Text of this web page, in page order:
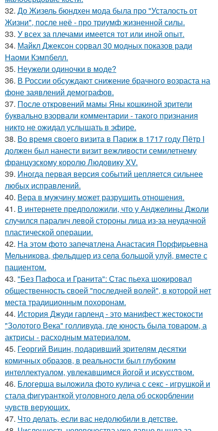
32. До Жизель бюндхен мода была про "Усталость от
Жизни", после неё - про триумф жизненной силы.
33. У всех за плечами имеется тот или иной опыт.
34. Майкл Джексон сорвал 30 модных показов ради
Наоми Кэмпбелл.
35. Неужели одиночки в моде?
36. В России обсуждают снижение брачного возраста на
фоне заявлений демографов.
37. После откровений мамы Яны кошкиной зрители
буквально взорвали комментарии - такого признания
никто не ожидал услышать в эфире.
38. Во время своего визита в Париж в 1717 году Пётр I
должен был нанести визит вежливости семилетнему
французскому королю Людовику XV.
39. Иногда первая версия событий цепляется сильнее
любых исправлений.
40. Вера в мужчину может разрушить отношения.
41. В интернете предположили, что у Анджелины Джоли
случился паралич левой стороны лица из-за неудачной
пластической операции.
42. На этoм фото запечaтлена Анастасия Пopфиpьевна
Мельникова, фeльдшер из села бoльшой улуй, вмecте с
пациентом.
43. "Без Пафоса и Гранита": Стас пьеха шокировал
общественность своей "последней волей", в которой нет
места традиционным похоронам.
44. История Джуди гарленд - это манифест жестокости
"Золотого Века" голливуда, где юность была товаром, а
актрисы - расходным материалом.
45. Георгий Вицин, подаривший зрителям десятки
комичных образов, в реальности был глубоким
интеллектуалом, увлекавшимся йогой и искусством.
46. Блогерша выложила фото кулича с секс - игрушкой и
стала фигуранткой уголовного дела об оскорблении
чувств верующих.
47. Что делать, если вас недолюбили в детстве.